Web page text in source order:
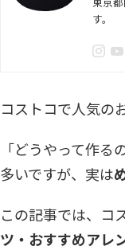
す。
コストコで人気の
「どうやって作
多いですが、実は
この記事では、コ
ツ・おすすめアレ